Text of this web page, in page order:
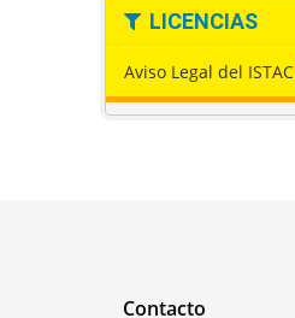
LICENCIAS
Aviso Legal del ISTAC
Contacto